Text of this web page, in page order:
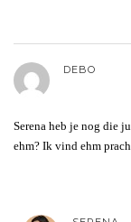
DEBO
Serena heb je nog die
ehm? Ik vind ehm